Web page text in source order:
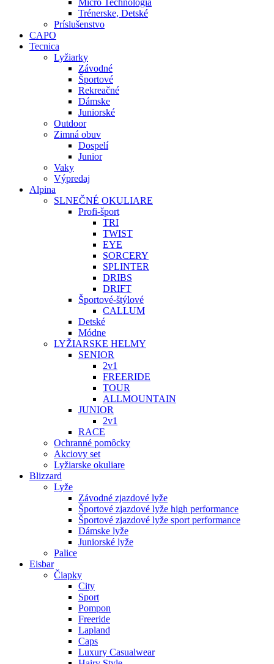
Trénerske, Detské
Príslušenstvo
CAPO
Tecnica
Lyžiarky
Závodné
Športové
Rekreačné
Dámske
Juniorské
Outdoor
Zimná obuv
Dospelí
Junior
Vaky
Výpredaj
Alpina
SLNEČNÉ OKULIARE
Profi-šport
TRI
TWIST
EYE
SORCERY
SPLINTER
DRIBS
DRIFT
Športové-štýlové
CALLUM
Detské
Módne
LYŽIARSKE HELMY
SENIOR
2v1
FREERIDE
TOUR
ALLMOUNTAIN
JUNIOR
2v1
RACE
Ochranné pomôcky
Akciovy set
Lyžiarske okuliare
Blizzard
Lyže
Závodné zjazdové lyže
Športové zjazdové lyže high performance
Športové zjazdové lyže sport performance
Dámske lyže
Juniorské lyže
Palice
Eisbar
Čiapky
City
Sport
Pompon
Freeride
Lapland
Caps
Luxury Casualwear